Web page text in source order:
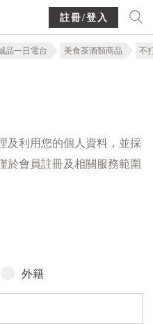
註冊/登入
品一日電台 美食茶酒類商品 不
及利用您的個人資料，並採
於會員註冊及相關服務範圍
外籍